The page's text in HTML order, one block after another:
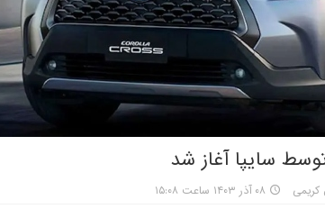
سایپا آغاز شد
کریمی ۰۸ آذر ۱۴۰۳ ساعت ۱۵:۰۸